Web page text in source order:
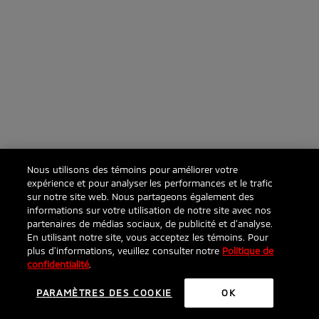
Nous utilisons des témoins pour améliorer votre
expérience et pour analyser les performances et le trafic
sur notre site web. Nous partageons également des
informations sur votre utilisation de notre site avec nos
partenaires de médias sociaux, de publicité et d’analyse.
En utilisant notre site, vous acceptez les témoins. Pour
plus d’informations, veuillez consulter notre Politique de
confidentialité.
PARAMÈTRES DES COOKIE OK